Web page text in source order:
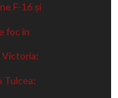
F-16 și
foc în
Victoria:
Tulcea: